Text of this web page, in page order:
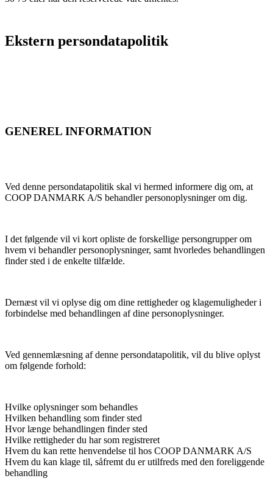
Ekstern persondatapolitik
GENEREL INFORMATION
Ved denne persondatapolitik skal vi hermed informere dig om, at
COOP DANMARK A/S behandler personoplysninger om dig.
I det følgende vil vi kort opliste de forskellige persongrupper om
hvem vi behandler personoplysninger, samt hvorledes behandlingen
finder sted i de enkelte tilfælde.
Dernæst vil vi oplyse dig om dine rettigheder og klagemuligheder i
forbindelse med behandlingen af dine personoplysninger.
Ved gennemlæsning af denne persondatapolitik, vil du blive oplyst
om følgende forhold:
Hvilke oplysninger som behandles
Hvilken behandling som finder sted
Hvor længe behandlingen finder sted
Hvilke rettigheder du har som registreret
Hvem du kan rette henvendelse til hos COOP DANMARK A/S
Hvem du kan klage til, såfremt du er utilfreds med den foreliggende
behandling